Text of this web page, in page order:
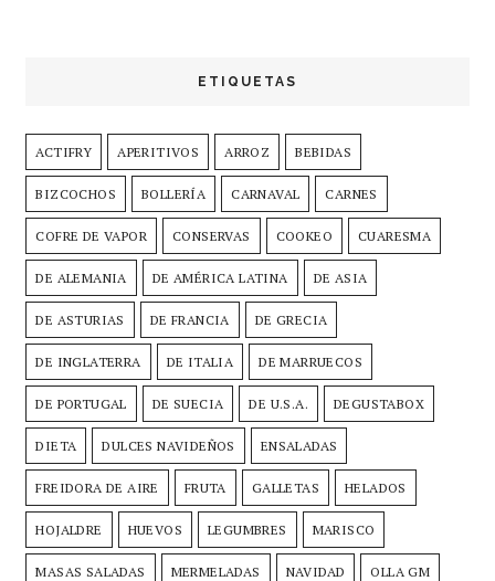
ETIQUETAS
ACTIFRY APERITIVOS ARROZ BEBIDAS
BIZCOCHOS BOLLERÍA CARNAVAL CARNES
COFRE DE VAPOR CONSERVAS COOKEO CUARESMA
DE ALEMANIA DE AMÉRICA LATINA DE ASIA
DE ASTURIAS DE FRANCIA DE GRECIA
DE INGLATERRA DE ITALIA DE MARRUECOS
DE PORTUGAL DE SUECIA DE U.S.A. DEGUSTABOX
DIETA DULCES NAVIDEÑOS ENSALADAS
FREIDORA DE AIRE FRUTA GALLETAS HELADOS
HOJALDRE HUEVOS LEGUMBRES MARISCO
MASAS SALADAS MERMELADAS NAVIDAD OLLA GM